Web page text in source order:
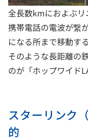
全長数kmにおよぶリ
携帯電話の電波が繋
になる所まで移動す
そのような長距離の
のが「ホップワイド
スターリンク
的